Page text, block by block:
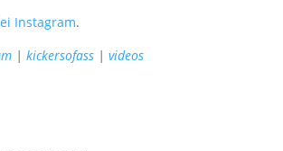
Instagram.
| kickersofass| videos